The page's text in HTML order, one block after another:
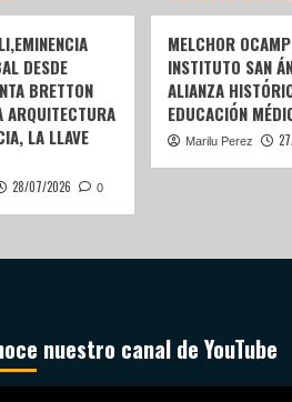
DESDE
BRETTON
LA LLAVE
28/07/2026 0
MELCHOR
INSTITUTO SAN
ALIANZA
EDUCACIÓN
Marilu Perez
nuestro canal de YouTube